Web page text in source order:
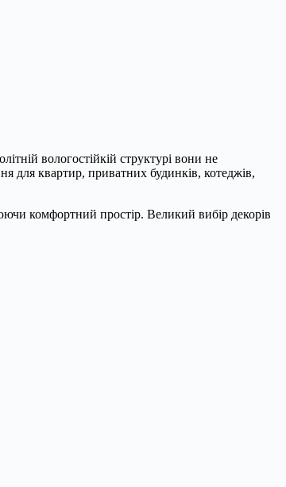
вологостійкій структурі вони не
для квартир, приватних будинків, котеджів,
комфортний простір. Великий вибір декорів